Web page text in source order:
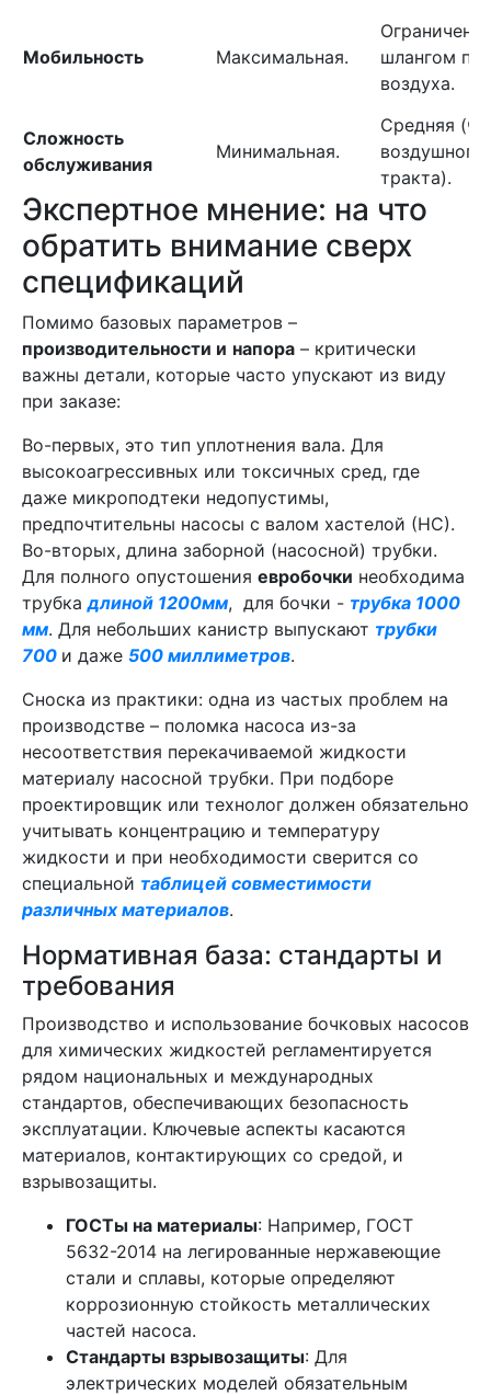
Мобильность Максимальная.
Ограничена
шлангом
воздуха.
Сложность
обслуживания
Минимальная.
Средняя
воздушного
тракта).
Экспертное мнение: на что
обратить внимание сверх
спецификаций
Помимо базовых параметров –
производительности и напора – критически
важны детали, которые часто упускают из виду
при заказе:
Во-первых, это тип уплотнения вала. Для
высокоагрессивных или токсичных сред, где
даже микроподтеки недопустимы,
предпочтительны насосы с валом хастелой (НС).
Во-вторых, длина заборной (насосной) трубки.
Для полного опустошения евробочки необходима
трубкадлиной 1200мм, для бочки - трубка 1000
мм. Для небольших канистр выпускают трубки
700 и даже 500 миллиметров.
Сноска из практики: одна из частых проблем на
производстве – поломка насоса из-за
несоответствия перекачиваемой жидкости
материалу насосной трубки. При подборе
проектировщик или технолог должен обязательно
учитывать концентрацию и температуру
жидкости и при необходимости сверится со
специальной таблицей совместимости
различных материалов.
Нормативная база: стандарты и
требования
Производство и использование бочковых насосов
для химических жидкостей регламентируется
рядом национальных и международных
стандартов, обеспечивающих безопасность
эксплуатации. Ключевые аспекты касаются
материалов, контактирующих со средой, и
взрывозащиты.
ГОСТы на материалы: Например, ГОСТ
5632-2014 на легированные нержавеющие
стали и сплавы, которые определяют
коррозионную стойкость металлических
частей насоса.
Стандарты взрывозащиты: Для
электрических моделей обязательным